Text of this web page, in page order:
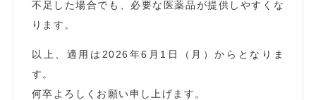
不足した場合でも、必要な医薬品が提供しやすくな
ります。
以上、適用は2026年6月1日（月）からとなりま
す。
何卒よろしくお願い申し上げます。